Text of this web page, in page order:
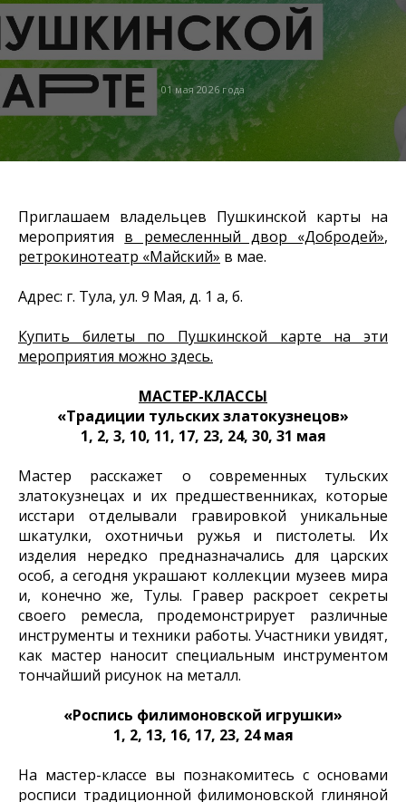
01 мая 2026 года
Приглашаем владельцев Пушкинской карты на
мероприятия в ремесленный двор «Добродей»,
ретрокинотеатр «Майский» в мае.
Адрес: г. Тула, ул. 9 Мая, д. 1 а, б.
Купить билеты по Пушкинской карте на эти
мероприятия можно здесь.
МАСТЕР-КЛАССЫ
«Традиции тульских златокузнецов»
1, 2, 3, 10, 11, 17, 23, 24, 30, 31 мая
Мастер расскажет о современных тульских
златокузнецах и их предшественниках, которые
исстари отделывали гравировкой уникальные
шкатулки, охотничьи ружья и пистолеты. Их
изделия нередко предназначались для царских
особ, а сегодня украшают коллекции музеев мира
и, конечно же, Тулы. Гравер раскроет секреты
своего ремесла, продемонстрирует различные
инструменты и техники работы. Участники увидят,
как мастер наносит специальным инструментом
тончайший рисунок на металл.
«Роспись филимоновской игрушки»
1, 2, 13, 16, 17, 23, 24 мая
На мастер-классе вы познакомитесь с основами
росписи традиционной филимоновской глиняной